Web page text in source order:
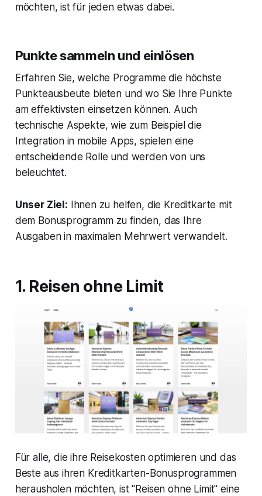
möchten, ist für jeden etwas dabei.
Punkte sammeln und einlösen
Erfahren Sie, welche Programme die höchste
Punkteausbeute bieten und wo Sie Ihre Punkte
am effektivsten einsetzen können. Auch
technische Aspekte, wie zum Beispiel die
Integration in mobile Apps, spielen eine
entscheidende Rolle und werden von uns
beleuchtet.
Unser Ziel: Ihnen zu helfen, die Kreditkarte mit
dem Bonusprogramm zu finden, das Ihre
Ausgaben in maximalen Mehrwert verwandelt.
1. Reisen ohne Limit
Für alle, die ihre Reisekosten optimieren und das
Beste aus ihren Kreditkarten-Bonusprogrammen
herausholen möchten, ist "Reisen ohne Limit" eine